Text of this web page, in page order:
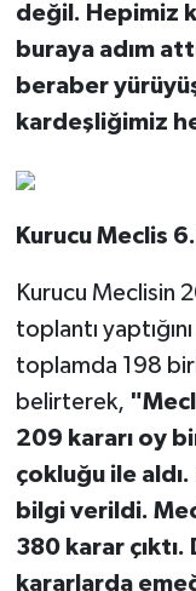
değil. Hepimiz
buraya adım
beraber
kardeşliğimiz
Kurucu Meclis
Kurucu Meclisin
toplantı
toplamda 198
belirterek,
209 kararı oy
çokluğu ile
bilgi verildi.
380 karar çıktı.
kararlarda